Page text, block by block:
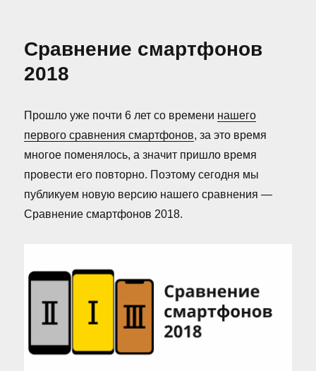
версия
Сравнение смартфонов
2018
Прошло уже почти 6 лет со времени нашего
первого сравнения смартфонов, за это время
многое поменялось, а значит пришло время
провести его повторно. Поэтому сегодня мы
публикуем новую версию нашего сравнения —
Сравнение смартфонов 2018.